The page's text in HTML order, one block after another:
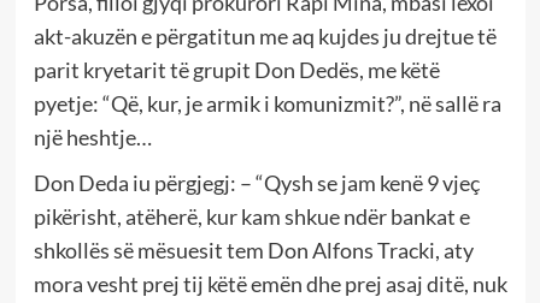
akt-akuzën e përgatitun me aq kujdes ju drejtue të
parit kryetarit të grupit Don Dedës, me këtë
pyetje: “Që, kur, je armik i komunizmit?”, në sallë ra
një heshtje…
Don Deda iu përgjegj: – “Qysh se jam kenë 9 vjeç
pikërisht, atëherë, kur kam shkue ndër bankat e
shkollës së mësuesit tem Don Alfons Tracki, aty
mora vesht prej tij këtë emën dhe prej asaj ditë, nuk